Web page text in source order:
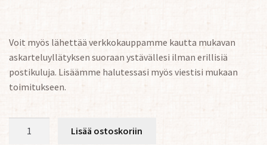
Voit myös lähettää verkkokauppamme kautta mukavan
askarteluyllätyksen suoraan ystävällesi ilman erillisiä
postikuluja. Lisäämme halutessasi myös viestisi mukaan
toimitukseen.
Lisää ostoskoriin